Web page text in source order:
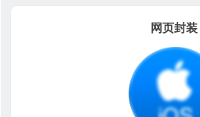
网页封装